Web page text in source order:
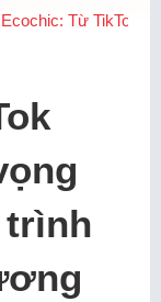
Ecochic: Từ TikTok
trình